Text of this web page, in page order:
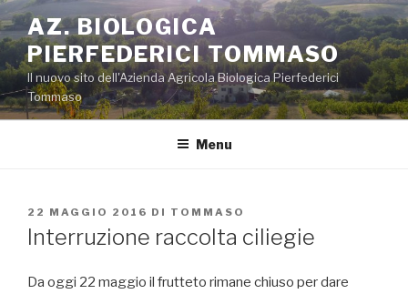
Salta
al
contenuto
AZ. BIOLOGICA
PIERFEDERICI TOMMASO
Il nuovo sito dell'Azienda Agricola Biologica Pierfederici
Tommaso
Menu
PUBBLICATO
IL
22 MAGGIO 2016 DI TOMMASO
Interruzione raccolta ciliegie
Da oggi 22 maggio il frutteto rimane chiuso per dare